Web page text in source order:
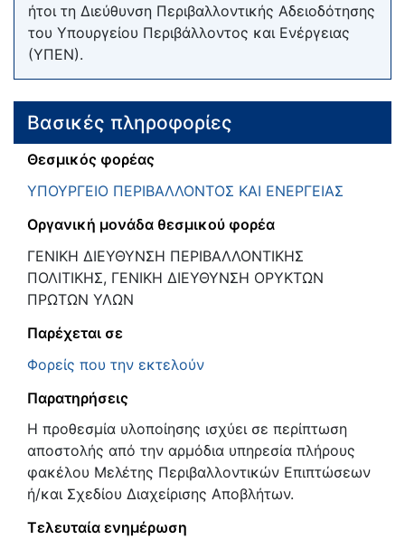
ήτοι τη Διεύθυνση Περιβαλλοντικής Αδειοδότησης
του Υπουργείου Περιβάλλοντος και Ενέργειας
(ΥΠΕΝ).
Βασικές πληροφορίες
Θεσμικός φορέας
ΥΠΟΥΡΓΕΙΟ ΠΕΡΙΒΑΛΛΟΝΤΟΣ ΚΑΙ ΕΝΕΡΓΕΙΑΣ
Οργανική μονάδα θεσμικού φορέα
ΓΕΝΙΚΗ ΔΙΕΥΘΥΝΣΗ ΠΕΡΙΒΑΛΛΟΝΤΙΚΗΣ
ΠΟΛΙΤΙΚΗΣ, ΓΕΝΙΚΗ ΔΙΕΥΘΥΝΣΗ ΟΡΥΚΤΩΝ
ΠΡΩΤΩΝ ΥΛΩΝ
Παρέχεται σε
Φορείς που την εκτελούν
Παρατηρήσεις
Η προθεσμία υλοποίησης ισχύει σε περίπτωση
αποστολής από την αρμόδια υπηρεσία πλήρους
φακέλου Μελέτης Περιβαλλοντικών Επιπτώσεων
ή/και Σχεδίου Διαχείρισης Αποβλήτων.
Τελευταία ενημέρωση